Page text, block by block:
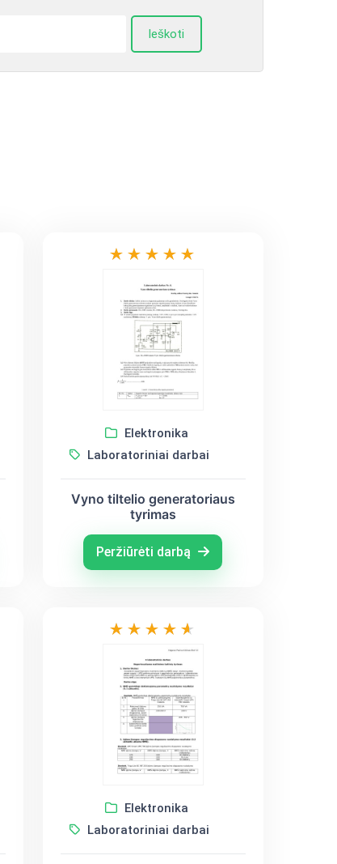
Ieškoti
Elektronika
Laboratoriniai darbai
Vyno tiltelio generatoriaus
tyrimas
Peržiūrėti darbą
Elektronika
Laboratoriniai darbai